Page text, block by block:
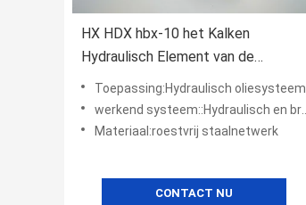
HX HDX hbx-10 het Kalken
Hydraulisch Element van de
brandstoffilter 3μm~200μm 99%
efficiency
Toepassing:Hydraulisch oliesysteem
werkend systeem::Hydraulisch en brandstofsysteem
Materiaal:roestvrij staalnetwerk
CONTACT NU